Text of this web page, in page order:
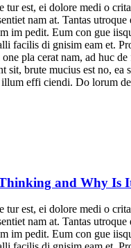
tur est, ei dolore medi o
nam at. Tantas utroque
im pedit. Eum con gue
facilis di gnisim eam et.
pla cerat nam, ad huc de
sit, brute mucius est no, ea
effi ciendi. Do lorum
and Why Is
tur est, ei dolore medi o
nam at. Tantas utroque
im pedit. Eum con gue